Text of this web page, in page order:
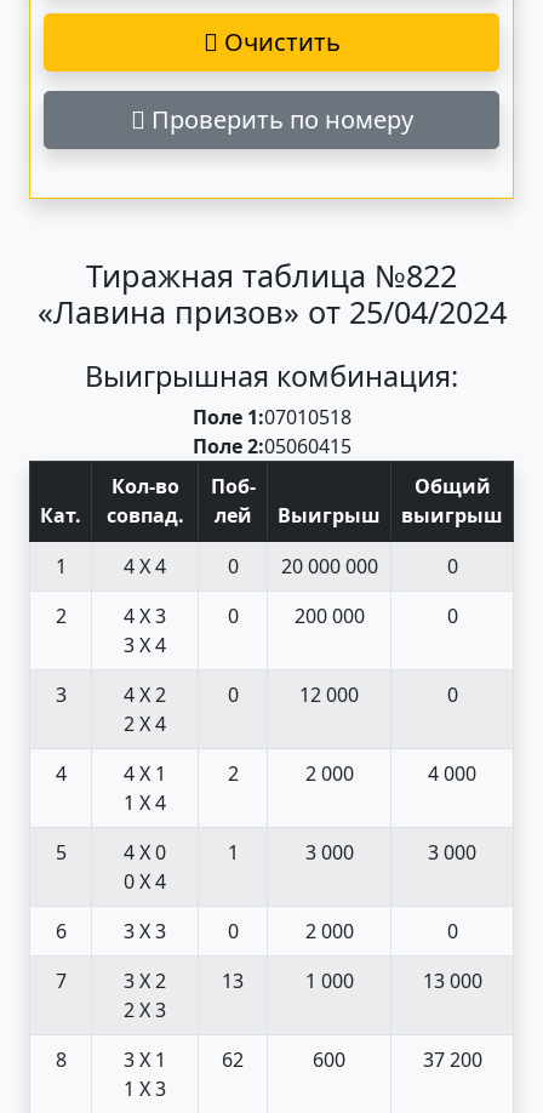
Очистить
Проверить по номеру
Тиражная таблица №822
«Лавина призов» от 25/04/2024
Выигрышная комбинация:
Поле 1:07010518
Поле 2:05060415
Кат.
Кол-во
совпад.
Поб-
лей
Выигрыш
Общий
выигрыш
1
4 X 4 0 20 000 000
0
2
4 X 3
3 X 4
0 200 000 0
3
4 X 2
2 X 4
0 12 000 0
4
4 X 1
1 X 4
2 2 000 4 000
5
4 X 0
0 X 4
1 3 000 3 000
6 3 X 3 0 2 000
0
7
3 X 2
2 X 3
13 1 000 13 000
8
3 X 1
1 X 3
62 600 37 200